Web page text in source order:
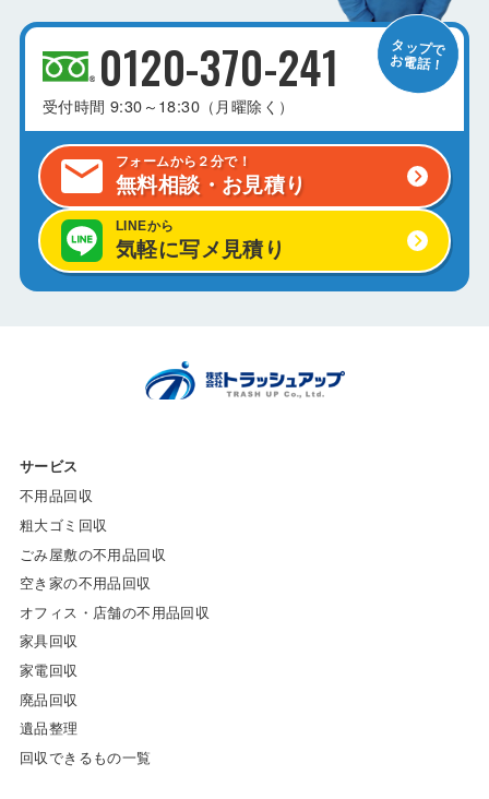
0120-370-241
受付時間 9:30～18:30（月曜除く）
フォームから２分で！
無料相談・お見積り
LINEから
気軽に写メ見積り
サービス
不用品回収
粗大ゴミ回収
ごみ屋敷の不用品回収
空き家の不用品回収
オフィス・店舗の不用品回収
家具回収
家電回収
廃品回収
遺品整理
回収できるもの一覧